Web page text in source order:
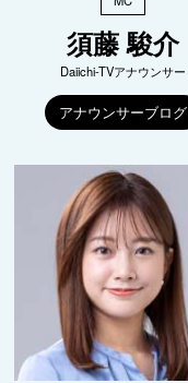
須藤 駿介
Daiichi-TVアナウンサー
アナウンサーブログ